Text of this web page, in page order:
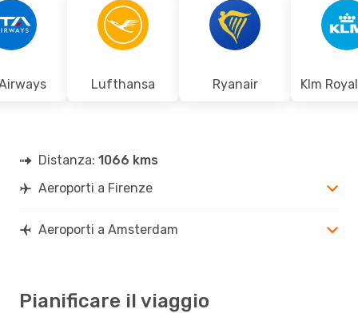
Lufthansa Ryanair
Distanza: 1066 kms
Aeroporti a Firenze
Aeroporti a Amsterdam
Pianificare il viaggio